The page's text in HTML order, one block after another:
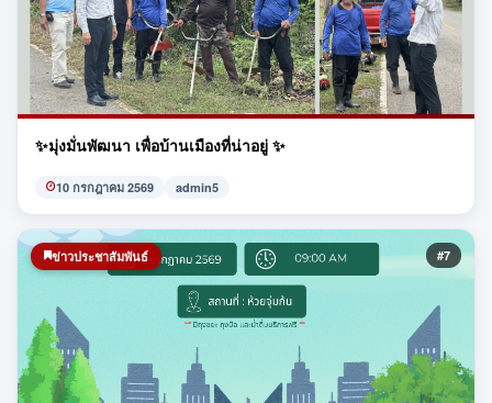
✨มุ่งมั่นพัฒนา เพื่อบ้านเมืองที่น่าอยู่ ✨
10 กรกฎาคม 2569 admin5
ข่าวประชาสัมพันธ์ #7